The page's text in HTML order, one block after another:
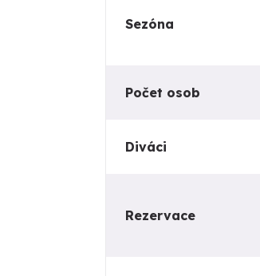
Sezóna
Počet osob
Diváci
Rezervace